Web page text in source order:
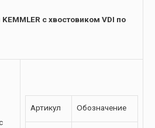
с хвостовиком VDI по
Артикул Обозначение